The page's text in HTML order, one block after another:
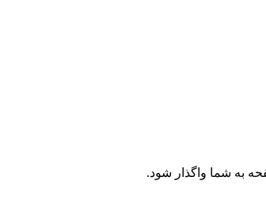
به شما واگذار شود.